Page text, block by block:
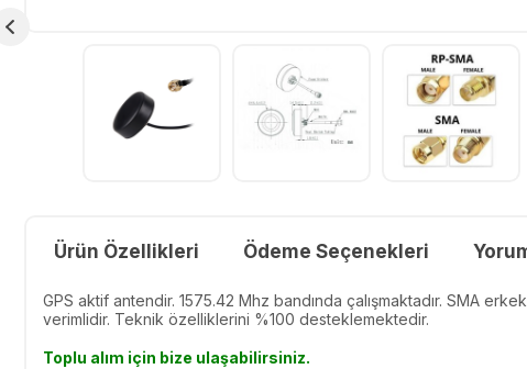
Ürün Özellikleri Ödeme Seçenekleri
GPS aktif antendir. 1575.42 Mhz bandında çalışmaktadır. SMA
verimlidir. Teknik özelliklerini %100 desteklemektedir.
Toplu alım için bize ulaşabilirsiniz.